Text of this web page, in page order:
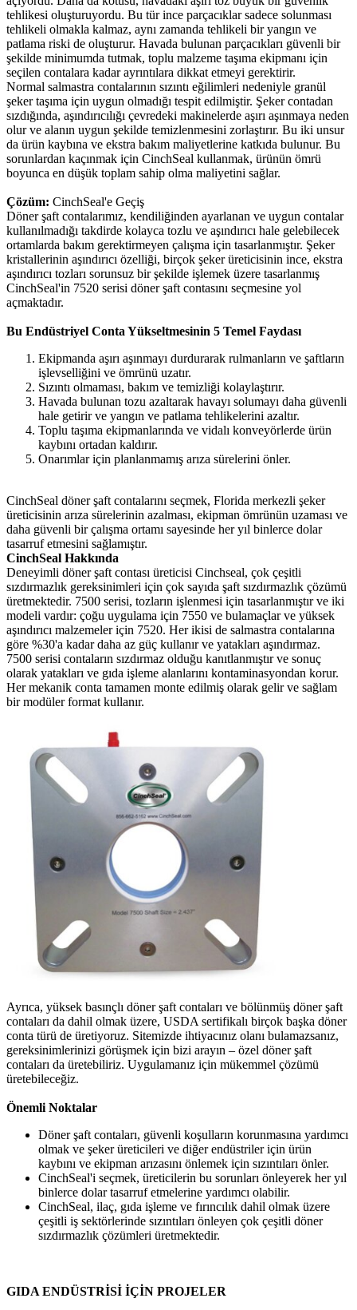
tehlikesi oluşturuyordu. Bu tür ince parçacıklar sadece solunması
tehlikeli olmakla kalmaz, aynı zamanda tehlikeli bir yangın ve
patlama riski de oluşturur. Havada bulunan parçacıkları güvenli bir
şekilde minimumda tutmak, toplu malzeme taşıma ekipmanı için
seçilen contalara kadar ayrıntılara dikkat etmeyi gerektirir.
Normal salmastra contalarının sızıntı eğilimleri nedeniyle granül
şeker taşıma için uygun olmadığı tespit edilmiştir. Şeker contadan
sızdığında, aşındırıcılığı çevredeki makinelerde aşırı aşınmaya neden
olur ve alanın uygun şekilde temizlenmesini zorlaştırır. Bu iki unsur
da ürün kaybına ve ekstra bakım maliyetlerine katkıda bulunur. Bu
sorunlardan kaçınmak için CinchSeal kullanmak, ürünün ömrü
boyunca en düşük toplam sahip olma maliyetini sağlar.
Çözüm: CinchSeal'e Geçiş
Döner şaft contalarımız, kendiliğinden ayarlanan ve uygun contalar
kullanılmadığı takdirde kolayca tozlu ve aşındırıcı hale gelebilecek
ortamlarda bakım gerektirmeyen çalışma için tasarlanmıştır. Şeker
kristallerinin aşındırıcı özelliği, birçok şeker üreticisinin ince, ekstra
aşındırıcı tozları sorunsuz bir şekilde işlemek üzere tasarlanmış
CinchSeal'in 7520 serisi döner şaft contasını seçmesine yol
açmaktadır.
Bu Endüstriyel Conta Yükseltmesinin 5 Temel Faydası
Ekipmanda aşırı aşınmayı durdurarak rulmanların ve şaftların
işlevselliğini ve ömrünü uzatır.
Sızıntı olmaması, bakım ve temizliği kolaylaştırır.
Havada bulunan tozu azaltarak havayı solumayı daha güvenli
hale getirir ve yangın ve patlama tehlikelerini azaltır.
Toplu taşıma ekipmanlarında ve vidalı konveyörlerde ürün
kaybını ortadan kaldırır.
Onarımlar için planlanmamış arıza sürelerini önler.
CinchSeal döner şaft contalarını seçmek, Florida merkezli şeker
üreticisinin arıza sürelerinin azalması, ekipman ömrünün uzaması ve
daha güvenli bir çalışma ortamı sayesinde her yıl binlerce dolar
tasarruf etmesini sağlamıştır.
CinchSeal Hakkında
Deneyimli döner şaft contası üreticisi Cinchseal, çok çeşitli
sızdırmazlık gereksinimleri için çok sayıda şaft sızdırmazlık çözümü
üretmektedir. 7500 serisi, tozların işlenmesi için tasarlanmıştır ve iki
modeli vardır: çoğu uygulama için 7550 ve bulamaçlar ve yüksek
aşındırıcı malzemeler için 7520. Her ikisi de salmastra contalarına
göre %30'a kadar daha az güç kullanır ve yatakları aşındırmaz.
7500 serisi contaların sızdırmaz olduğu kanıtlanmıştır ve sonuç
olarak yatakları ve gıda işleme alanlarını kontaminasyondan korur.
Her mekanik conta tamamen monte edilmiş olarak gelir ve sağlam
bir modüler format kullanır.
Ayrıca, yüksek basınçlı döner şaft contaları ve bölünmüş döner şaft
contaları da dahil olmak üzere, USDA sertifikalı birçok başka döner
conta türü de üretiyoruz. Sitemizde ihtiyacınız olanı bulamazsanız,
gereksinimlerinizi görüşmek için bizi arayın – özel döner şaft
contaları da üretebiliriz. Uygulamanız için mükemmel çözümü
üretebileceğiz.
Önemli Noktalar
Döner şaft contaları, güvenli koşulların korunmasına yardımcı
olmak ve şeker üreticileri ve diğer endüstriler için ürün
kaybını ve ekipman arızasını önlemek için sızıntıları önler.
CinchSeal'i seçmek, üreticilerin bu sorunları önleyerek her yıl
binlerce dolar tasarruf etmelerine yardımcı olabilir.
CinchSeal, ilaç, gıda işleme ve fırıncılık dahil olmak üzere
çeşitli iş sektörlerinde sızıntıları önleyen çok çeşitli döner
sızdırmazlık çözümleri üretmektedir.
GIDA ENDÜSTRİSİ İÇİN PROJELER